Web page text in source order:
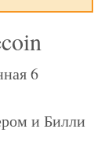
6
и Билли